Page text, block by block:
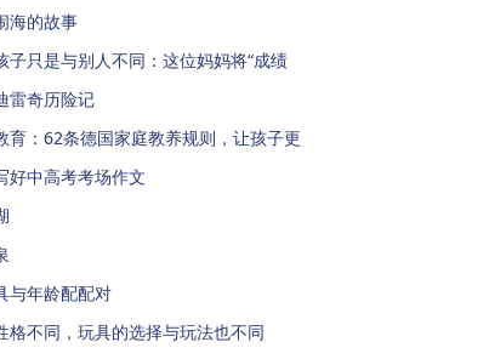
海的故事
子只是与别人不同：这位妈妈将“成绩
雷奇历险记
育：62条德国家庭教养规则，让孩子更
好中高考考场作文
与年龄配配对
格不同，玩具的选择与玩法也不同